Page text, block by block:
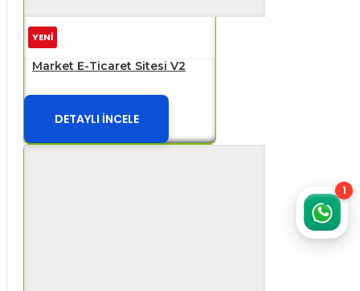
YENİ
Market E-Ticaret Sitesi V2
DETAYLI İNCELE
1